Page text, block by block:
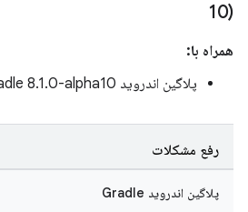
10)
همراه با:
پلاگین اندروید Gradle 8.1.0-alpha10
رفع مشکلات
پلاگین اندروید Gradle